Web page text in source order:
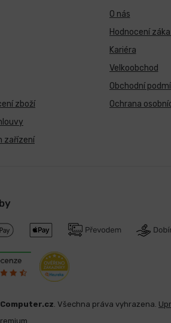
zboží
zařízení
O nás
Hodnocení
Kariéra
Velkoobchod
Obchodní
Ochrana
. Všechna práva vyhrazena.